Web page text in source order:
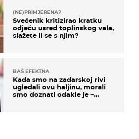
(NE)PRIMJERENA?
Svećenik kritizirao kratku
odjeću usred toplinskog vala,
slažete li se s njim?
BAŠ EFEKTNA
Kada smo na zadarskoj rivi
ugledali ovu haljinu, morali
smo doznati odakle je –